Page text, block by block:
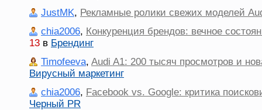
JustMK, Рекламные ролики свежих моделей
chia2006, Конкуренция брендов: вечное
13 в Брендинг
Timofeeva, Audi A1: 200 тысяч просмотров и
Вирусный маркетинг
chia2006, Facebook vs. Google: критика
Черный PR